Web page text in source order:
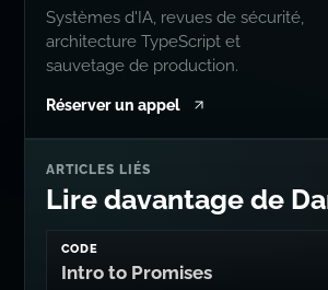
Systèmes d'IA, revues de sécurité,
architecture TypeScript et
sauvetage de production.
Réserver un appel
ARTICLES LIÉS
Lire davantage de
CODE
Intro to Promises